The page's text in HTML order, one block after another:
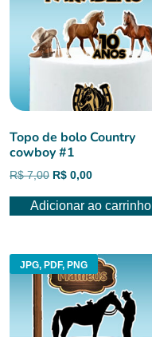
Topo de bolo Country
cowboy #1
R$7,00 O
original
R$ 0,00O
atual
Adicionar ao carrinho
JPG, PDF, PNG